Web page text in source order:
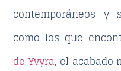
contemporáneos y
como los que
de Yvyra, el acabado